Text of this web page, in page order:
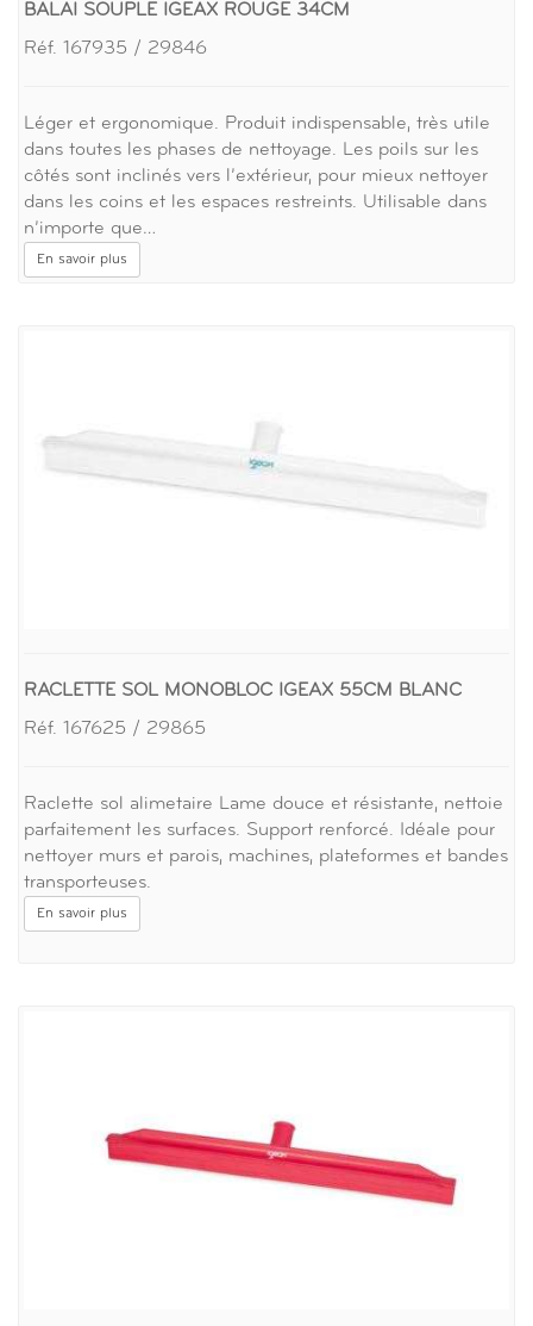
BALAI SOUPLE IGEAX ROUGE 34CM
Réf. 167935 / 29846
Léger et ergonomique. Produit indispensable, très utile
dans toutes les phases de nettoyage. Les poils sur les
côtés sont inclinés vers l’extérieur, pour mieux nettoyer
dans les coins et les espaces restreints. Utilisable dans
n’importe que…
En savoir plus
RACLETTE SOL MONOBLOC IGEAX 55CM BLANC
Réf. 167625 / 29865
Raclette sol alimetaire Lame douce et résistante, nettoie
parfaitement les surfaces. Support renforcé. Idéale pour
nettoyer murs et parois, machines, plateformes et bandes
transporteuses.
En savoir plus